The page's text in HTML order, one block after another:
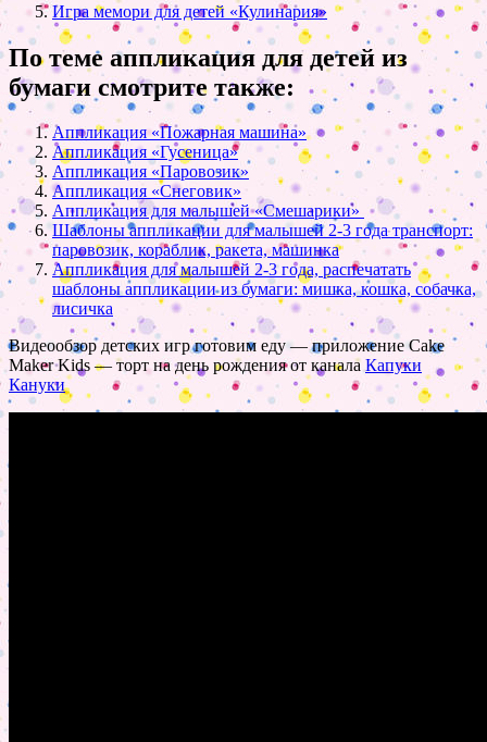
Игра мемори для детей «Кулинария»
По теме аппликация для детей из
бумаги смотрите также:
Аппликация «Пожарная машина»
Аппликация «Гусеница»
Аппликация «Паровозик»
Аппликация «Снеговик»
Аппликация для малышей «Смешарики»
Шаблоны аппликации для малышей 2-3 года транспорт:
паровозик, кораблик, ракета, машинка
Аппликация для малышей 2-3 года, распечатать
шаблоны аппликации из бумаги: мишка, кошка, собачка,
лисичка
Видеообзор детских игр готовим еду — приложение Cake
Maker Kids — торт на день рождения от каналаКапуки
Кануки